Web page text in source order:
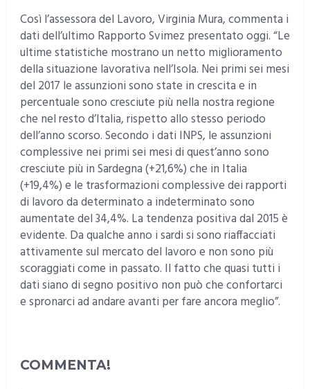
Così l’assessora del Lavoro, Virginia Mura, commenta i
dati dell’ultimo Rapporto Svimez presentato oggi. “Le
ultime statistiche mostrano un netto miglioramento
della situazione lavorativa nell’Isola. Nei primi sei mesi
del 2017 le assunzioni sono state in crescita e in
percentuale sono cresciute più nella nostra regione
che nel resto d’Italia, rispetto allo stesso periodo
dell’anno scorso. Secondo i dati INPS, le assunzioni
complessive nei primi sei mesi di quest’anno sono
cresciute più in Sardegna (+21,6%) che in Italia
(+19,4%) e le trasformazioni complessive dei rapporti
di lavoro da determinato a indeterminato sono
aumentate del 34,4%. La tendenza positiva dal 2015 è
evidente. Da qualche anno i sardi si sono riaffacciati
attivamente sul mercato del lavoro e non sono più
scoraggiati come in passato. Il fatto che quasi tutti i
dati siano di segno positivo non può che confortarci
e spronarci ad andare avanti per fare ancora meglio”.
COMMENTA!